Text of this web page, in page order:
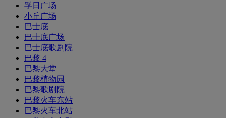
孚日广场
小丘广场
巴士底
巴士底广场
巴士底歌剧院
巴黎 4
巴黎大堂
巴黎植物园
巴黎歌剧院
巴黎火车东站
巴黎火车北站